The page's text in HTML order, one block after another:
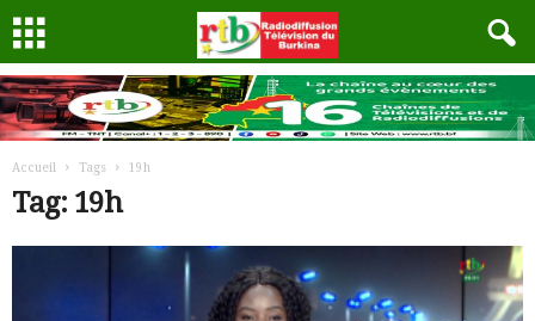
Accueil Tags 19h
Tag: 19h